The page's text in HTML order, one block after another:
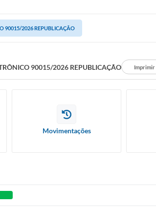
90015/2026 REPUBLICAÇÃO
90015/2026 REPUBLICAÇÃO Imprimir
Movimentações